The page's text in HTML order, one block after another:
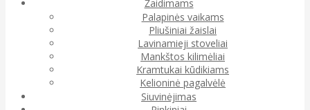
Žaidimams
Palapinės vaikams
Pliušiniai žaislai
Lavinamieji stoveliai
Mankštos kilimėliai
Kramtukai kūdikiams
Kelioninė pagalvėlė
Siuvinėjimas